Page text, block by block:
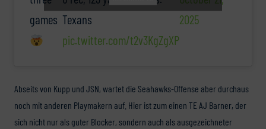
games Texans
pic.twitter.com/t2v3KgZgXP
2025
Abseits von Kupp und JSN, wartet die Seahawks-Offense aber durchaus
noch mit anderen Playmakern auf. Hier ist zum einen TE AJ Barner, der
sich nicht nur als guter Blocker, sondern auch als ausgezeichneter